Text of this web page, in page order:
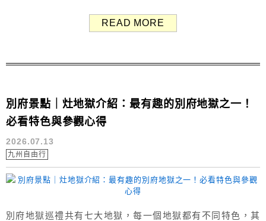
景點，我們都會到超市逛街買晚餐。 本文分享
READ MORE
別府景點｜灶地獄介紹：最有趣的別府地獄之一！
必看特色與參觀心得
2026.07.13
九州自由行
別府地獄巡禮共有七大地獄，每一個地獄都有不同特色，其